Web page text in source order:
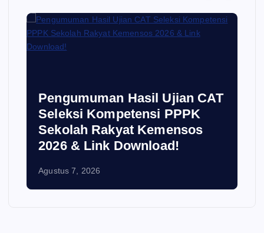
Pengumuman Hasil Ujian CAT
Seleksi Kompetensi PPPK
Sekolah Rakyat Kemensos
2026 & Link Download!
Agustus 7, 2026